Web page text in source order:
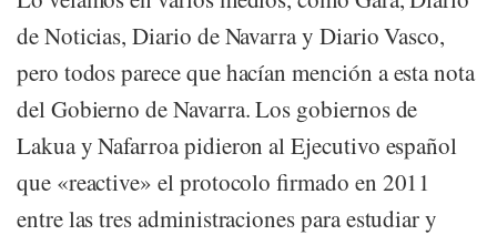
de Noticias, Diario de Navarra y Diario Vasco,
pero todos parece que hacían mención a esta nota
del Gobierno de Navarra. Los gobiernos de
Lakua y Nafarroa pidieron al Ejecutivo español
que «reactive» el protocolo firmado en 2011
entre las tres administraciones para estudiar y